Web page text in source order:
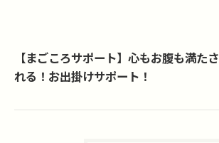
【まごころサポート】心もお腹も満たさ
れる！お出掛けサポート！